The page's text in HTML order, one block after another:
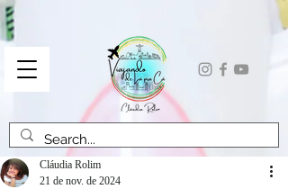
Cláudia Rolim
21 de nov. de 2024